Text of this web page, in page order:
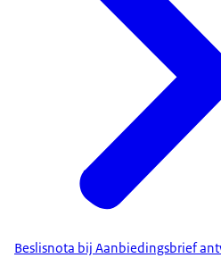
Beslisnota bij Aanbiedingsbrief